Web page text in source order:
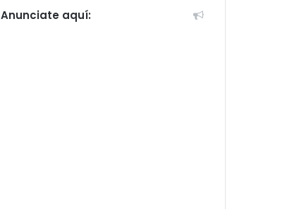
Anunciate aquí: